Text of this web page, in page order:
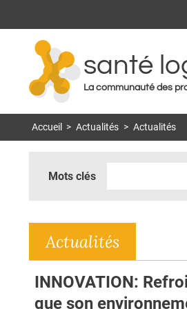
santé
La communauté des
Accueil > Actualités > Actualités
Mots clés
Actualités
INNOVATION:
que son